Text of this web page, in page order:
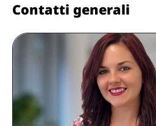
Contatti generali